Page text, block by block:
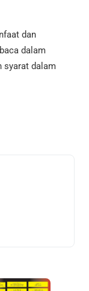
dan
dalam
syarat dalam